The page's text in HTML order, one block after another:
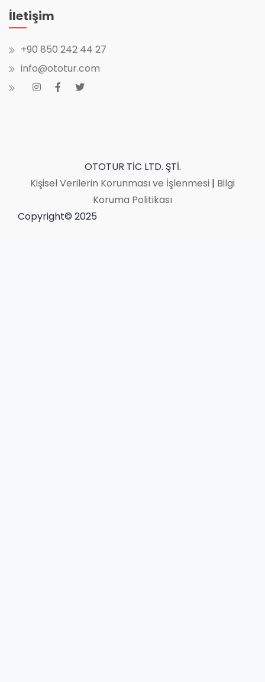
İletişim
+90 850 242 44 27
info@ototur.com
OTOTUR TİC LTD. ŞTİ.
Kişisel Verilerin Korunması ve İşlenmesi | Bilgi
Koruma Politikası
Copyright© 2025